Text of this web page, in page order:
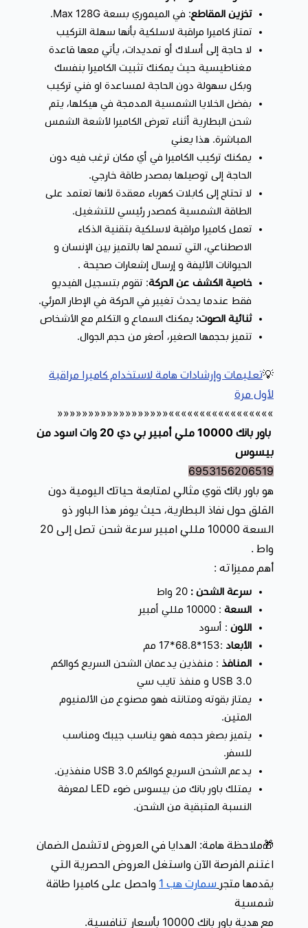
سرعة الشحن :20 واط
السعة: 10000 مللي أمبير
اللون : أسود
الأبعاد:153*68.8*17 مم
المنافذ
يمتاز بقوته ومتانته فهو مصنوع من الألمنيوم المتين.
يتميز بصغر حجمه فهو يناسب جيبك ومناسب للسفر.
يدعم الشحن السريع كوالكم USB 3.0 منفذين.
يمتلك باور بانك من بيسوس ضوء LED لمعرفة النسبة
المتبقية من الشحن.
ملاحظة هامة: الهدايا في العروض لاتشمل الضمان
واحصل على كاميرا طاقة شمسية
مع هدية باور بانك 10000 بأسعار تنافسية.
تخزين المقاطع: في الميموري بسعة Max 128G.
تمتاز كاميرا مراقبة لاسلكية بأنها سهلة التركيب
لا حاجة إلى أسلاك أو تمديدات، يأتي معها قاعدة
مغناطيسية حيث يمكنك تثبيت الكاميرا بنفسك
وبكل سهولة دون الحاجة لمساعدة او فني تركيب
بفضل الخلايا الشمسية المدمجة في هيكلها، يتم
شحن البطارية أثناء تعرض الكاميرا لأشعة الشمس
المباشرة. هذا يعني
يمكنك تركيب الكاميرا في أي مكان ترغب فيه دون
الحاجة إلى توصيلها بمصدر طاقة خارجي.
لا تحتاج إلى كابلات كهرباء معقدة لأنها تعتمد على
الطاقة الشمسية كمصدر رئيسي للتشغيل.
تعمل كاميرا مراقبة لاسلكية بتقنية الذكاء
الاصطناعي، التي تسمح لها بالتميز بين الإنسان و
الحيوانات الأليفة و إرسال إشعارات صحيحة .
خاصية الكشف عن الحركة: تقوم بتسجيل الفيديو
فقط عندما يحدث تغيير في الحركة في الإطار المرئي.
ثنائية الصوت: يمكنك السماع و التكلم مع الأشخاص
تتميز بحجمها الصغير، أصغر من حجم الجوال.
💡تعليمات وإرشادات هامة لاستخدام كاميرا مراقبة
لأول مرة
»»»»»»»»»»»»»»»»»««««««««««««««««««
باور بانك 10000 ملي أمبير بي دي 20 وات اسود من
بيسوس
6953156206519
هو باور بانك قوي مثالي لمتابعة حياتك اليومية دون
القلق حول نفاذ البطارية، حيث يوفر هذا الباور ذو
السعة 10000 مللي امبير سرعة شحن تصل إلى 20
واط .
أهم مميزاته :
سرعة الشحن :
السعة : 10000 مللي أمبير
اللون : أسود
الأبعاد :153*68.8*17 مم
المنافذ : منفذين يدعمان الشحن السريع كوالكم
USB 3.0 و منفذ تايب سي
يمتاز بقوته ومتانته فهو مصنوع من الألمنيوم
المتين.
يتميز بصغر حجمه فهو يناسب جيبك ومناسب
للسفر.
يدعم الشحن السريع كوالكم USB 3.0 منفذين.
يمتلك باور بانك من بيسوس ضوء LED لمعرفة
النسبة المتبقية من الشحن.
🎁ملاحظة هامة: الهدايا في العروض لاتشمل الضمان
اغتنم الفرصة الآن واستغل العروض الحصرية التي
يقدمها متجر سمارت هب 1
واحصل على كاميرا طاقة
شمسية
مع هدية باور بانك 10000 بأسعار تنافسية.